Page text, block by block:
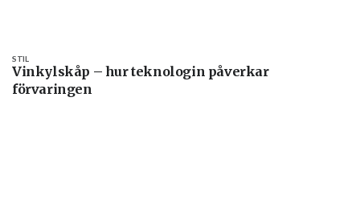
Vinkylskåp – hur teknologin påverkar
förvaringen
STIL